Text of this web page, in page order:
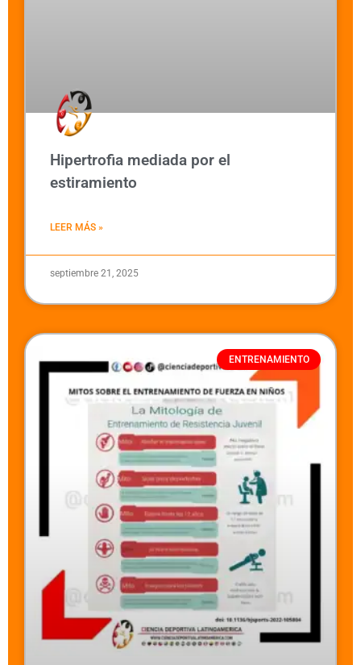
Hipertrofia mediada por el
estiramiento
LEER MÁS »
septiembre 21, 2025
ENTRENAMIENTO